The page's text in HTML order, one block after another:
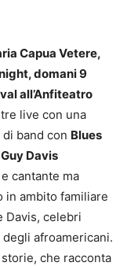
Capua Vetere,
domani 9
all’Anfiteatro
live con una
band con Blues
Guy Davis
cantante ma
in ambito familiare
Davis, celebri
afroamericani.
che racconta